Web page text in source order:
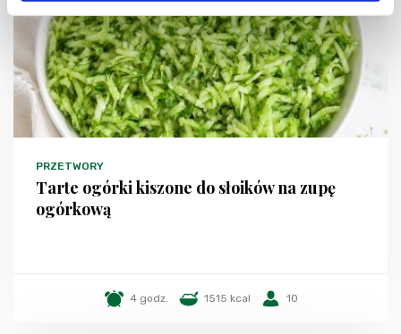
PRZETWORY
Tarte ogórki kiszone do słoików na zupę
ogórkową
4 godz. 1515 kcal 10